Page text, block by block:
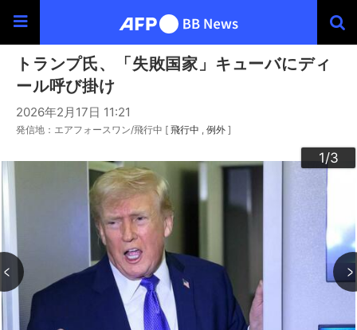
トランプ氏、「失敗国家」キューバにディ
ール呼び掛け
2026年2月17日 11:21
発信地：エアフォースワン/飛行中 [ 飛行中 例外 ]
1/3
2/3
3/3